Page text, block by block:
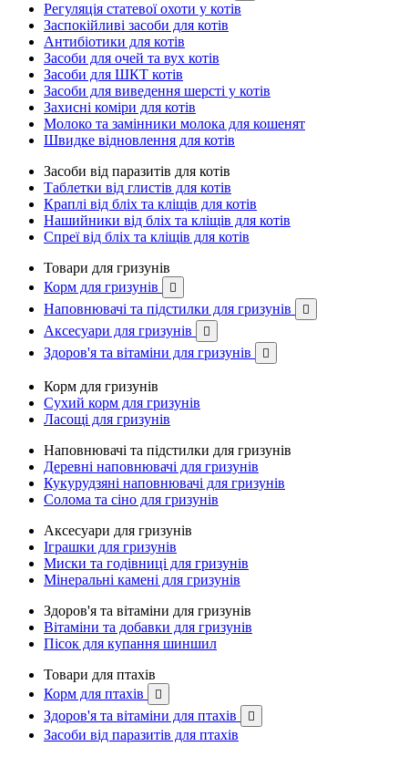
Регуляція статевої охоти у котів
Заспокійливі засоби для котів
Антибіотики для котів
Засоби для очей та вух котів
Засоби для ШКТ котів
Засоби для виведення шерсті у котів
Захисні коміри для котів
Молоко та замінники молока для кошенят
Швидке відновлення для котів
Засоби від паразитів для котів
Таблетки від глистів для котів
Краплі від бліх та кліщів для котів
Нашийники від бліх та кліщів для котів
Спреї від бліх та кліщів для котів
Товари для гризунів
Корм для гризунів

Наповнювачі та підстилки для гризунів 
Аксесуари для гризунів 
Здоров'я та вітаміни для гризунів 
Корм для гризунів
Сухий корм для гризунів
Ласощі для гризунів
Наповнювачі та підстилки для гризунів
Деревні наповнювачі для гризунів
Кукурудзяні наповнювачі для гризунів
Солома та сіно для гризунів
Аксесуари для гризунів
Іграшки для гризунів
Миски та годівниці для гризунів
Мінеральні камені для гризунів
Здоров'я та вітаміни для гризунів
Вітаміни та добавки для гризунів
Пісок для купання шиншил
Товари для птахів
Корм для птахів

Здоров'я та вітаміни для птахів 
Засоби від паразитів для птахів